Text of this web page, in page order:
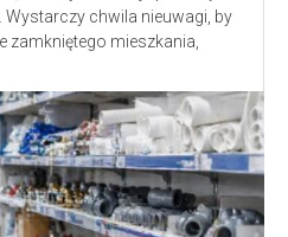
chwila nieuwagi, by
zamkniętego mieszkania,